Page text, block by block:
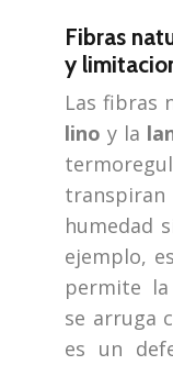
Fibras
y
Las fibras
lino y la
humedad
ejemplo,
permite
se arruga
es un